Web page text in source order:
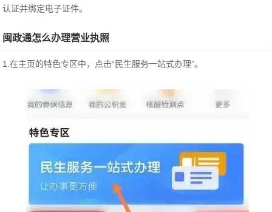
认证并绑定电子证件。
闽政通怎么办理营业执照
1.在主页的特色专区中，点击“民生服务一站式办理”。